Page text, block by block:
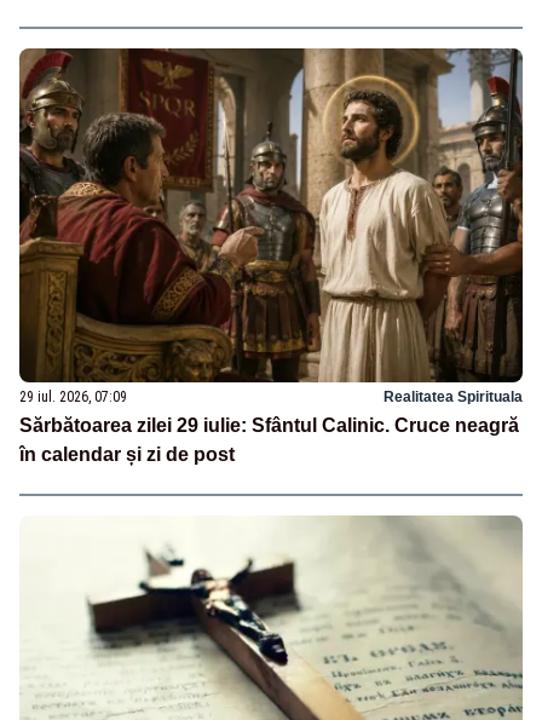
29 iul. 2026, 07:09 Realitatea Spirituala
Sărbătoarea zilei 29 iulie: Sfântul Calinic. Cruce neagră
în calendar și zi de post